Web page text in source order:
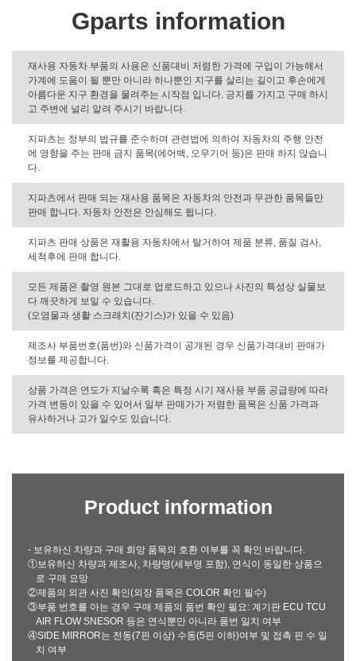
Gparts information
재사용 자동차 부품의 사용은 신품대비 저렴한 가격에 구입이 가능해서
가계에 도움이 될 뿐만 아니라 하나뿐인 지구를 살리는 길이고 후손에게
아름다운 지구 환경을 물려주는 시작점 입니다. 긍지를 가지고 구매 하시
고 주변에 널리 알려 주시기 바랍니다.
지파츠는 정부의 법규를 준수하며 관련법에 의하여 자동차의 주행 안전
에 영향을 주는 판매 금지 품목(에어백, 오무기어 등)은 판매 하지 않습니
다.
지파츠에서 판매 되는 재사용 품목은 자동차의 안전과 무관한 품목들만
판매 합니다. 자동차 안전은 안심해도 됩니다.
지파츠 판매 상품은 재활용 자동차에서 탈거하여 제품 분류, 품질 검사,
세척후에 판매 합니다.
모든 제품은 촬영 원본 그대로 업로드하고 있으나 사진의 특성상 실물보
다 깨끗하게 보일 수 있습니다.
(오염물과 생활 스크래치(잔기스)가 있을 수 있음)
제조사 부품번호(품번)와 신품가격이 공개된 경우 신품가격대비 판매가
정보를 제공합니다.
상품 가격은 연도가 지날수록 혹은 특정 시기 재사용 부품 공급량에 따라
가격 변동이 있을 수 있어서 일부 판매가가 저렴한 품목은 신품 가격과
유사하거나 고가 일수도 있습니다.
Product information
- 보유하신 차량과 구매 희망 품목의 호환 여부를 꼭 확인 바랍니다.
①보유하신 차량과 제조사, 차량명(세부명 포함), 연식이 동일한 상품으
로 구매 요망
②제품의 외관 사진 확인(외장 품목은 COLOR 확인 필수)
③부품 번호를 아는 경우 구매 제품의 품번 확인 필요: 계기판 ECU TCU
AIR FLOW SNESOR 등은 연식뿐만 아니라 품번 일치 여부
④SIDE MIRROR는 전동(7핀 이상) 수동(5핀 이하)여부 및 접촉 핀 수 일
치 여부